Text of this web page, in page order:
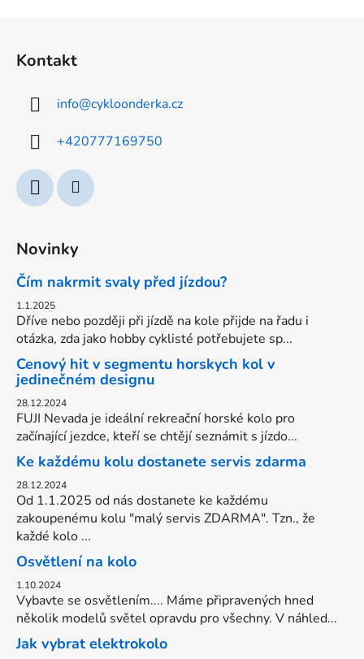
í
i
s
Kontakt
info@cykloonderka.cz
+420777169750
Novinky
Čím nakrmit svaly před jízdou?
1.1.2025
Dříve nebo později při jízdě na kole přijde na řadu i
otázka, zda jako hobby cyklisté potřebujete sp...
Cenový hit v segmentu horskych kol v
jedinečném designu
28.12.2024
FUJI Nevada je ideální rekreační horské kolo pro
začínající jezdce, kteří se chtějí seznámit s jízdo...
Ke každému kolu dostanete servis zdarma
28.12.2024
Od 1.1.2025 od nás dostanete ke každému
zakoupenému kolu "malý servis ZDARMA". Tzn., že
každé kolo ...
Osvětlení na kolo
1.10.2024
Vybavte se osvětlením.... Máme připravených hned
několik modelů světel opravdu pro všechny. V náhled...
Jak vybrat elektrokolo